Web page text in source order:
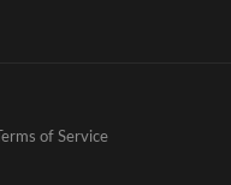
Terms of Service